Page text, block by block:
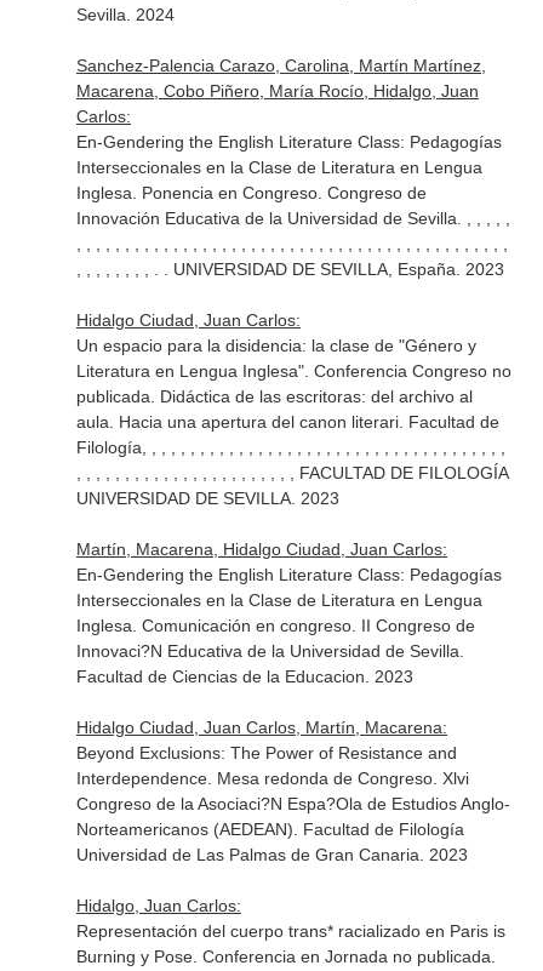
Sevilla. 2024
Sanchez-Palencia Carazo, Carolina, Martín Martínez,
Macarena, Cobo Piñero, María Rocío, Hidalgo, Juan
Carlos:
En-Gendering the English Literature Class: Pedagogías
Interseccionales en la Clase de Literatura en Lengua
Inglesa. Ponencia en Congreso. Congreso de
Innovación Educativa de la Universidad de Sevilla. , , , , ,
, , , , , , , , . . UNIVERSIDAD DE SEVILLA, España. 2023
Hidalgo Ciudad, Juan Carlos:
Un espacio para la disidencia: la clase de "Género y
Literatura en Lengua Inglesa". Conferencia Congreso no
publicada. Didáctica de las escritoras: del archivo al
aula. Hacia una apertura del canon literari. Facultad de
Filología, , , , , , , , , , , , , , , , , , , , , , , , , , , , , , , , , , , , , ,
, , , , , , , , , , , , , , , , , , , , , , , FACULTAD DE FILOLOGÍA
UNIVERSIDAD DE SEVILLA. 2023
Martín, Macarena, Hidalgo Ciudad, Juan Carlos:
En-Gendering the English Literature Class: Pedagogías
Interseccionales en la Clase de Literatura en Lengua
Inglesa. Comunicación en congreso. II Congreso de
Innovaci?N Educativa de la Universidad de Sevilla.
Facultad de Ciencias de la Educacion. 2023
Hidalgo Ciudad, Juan Carlos, Martín, Macarena:
Beyond Exclusions: The Power of Resistance and
Interdependence. Mesa redonda de Congreso. Xlvi
Congreso de la Asociaci?N Espa?Ola de Estudios Anglo-
Norteamericanos (AEDEAN). Facultad de Filología
Universidad de Las Palmas de Gran Canaria. 2023
Hidalgo, Juan Carlos:
Representación del cuerpo trans* racializado en Paris is
Burning y Pose. Conferencia en Jornada no publicada.